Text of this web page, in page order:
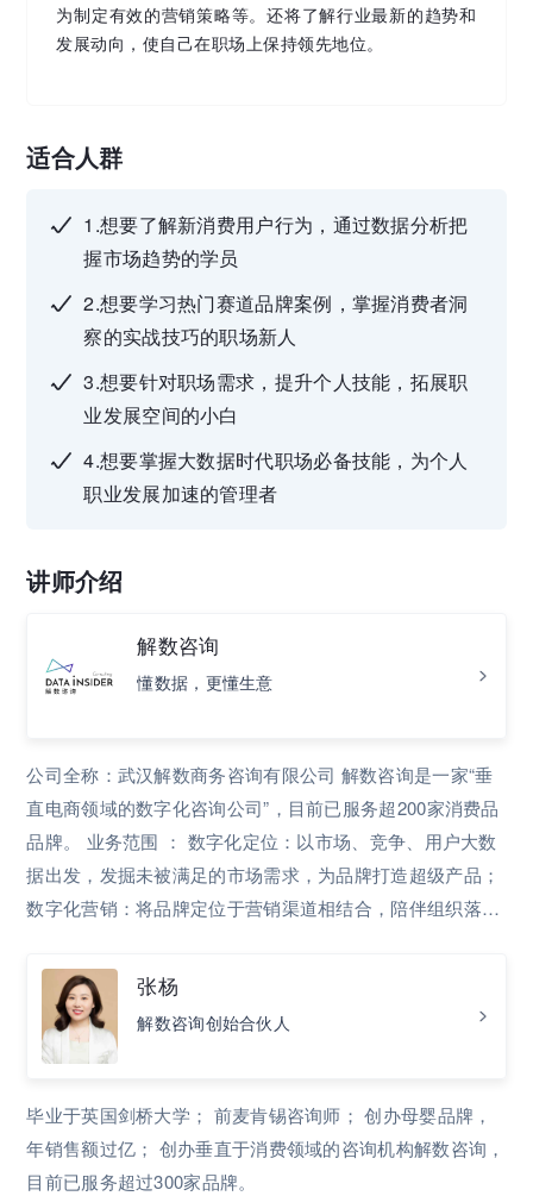
为制定有效的营销策略等。还将了解行业最新的趋势和
发展动向，使自己在职场上保持领先地位。
适合人群
1.想要了解新消费用户行为，通过数据分析把
握市场趋势的学员
2.想要学习热门赛道品牌案例，掌握消费者洞
察的实战技巧的职场新人
3.想要针对职场需求，提升个人技能，拓展职
业发展空间的小白
4.想要掌握大数据时代职场必备技能，为个人
职业发展加速的管理者
讲师介绍
解数咨询
懂数据，更懂生意
公司全称：武汉解数商务咨询有限公司 解数咨询是一家“垂
直电商领域的数字化咨询公司”，目前已服务超200家消费品
品牌。 业务范围 ： 数字化定位：以市场、竞争、用户大数
据出发，发掘未被满足的市场需求，为品牌打造超级产品；
数字化营销：将品牌定位于营销渠道相结合，陪伴组织落地
题，实现降本增效。 擅长领域： 1，服务垂直且经验丰富：
自解数品牌创建以来，服务知名品牌和机构超过200家，不
乏海内外知名品牌及互联网头部品牌与一线新锐品牌，在该
众多知名消费品基金及上市服务机构； 3，团队精锐：团队
毕业于剑桥大学等世界名校，有顶级咨询公司麦肯锡的多年
工作经验，有电商品牌从零到类目第一的创办经验。咨询行
张杨
解数咨询创始合伙人
毕业于英国剑桥大学； 前麦肯锡咨询师； 创办母婴品牌，
年销售额过亿； 创办垂直于消费领域的咨询机构解数咨询，
目前已服务超过300家品牌。